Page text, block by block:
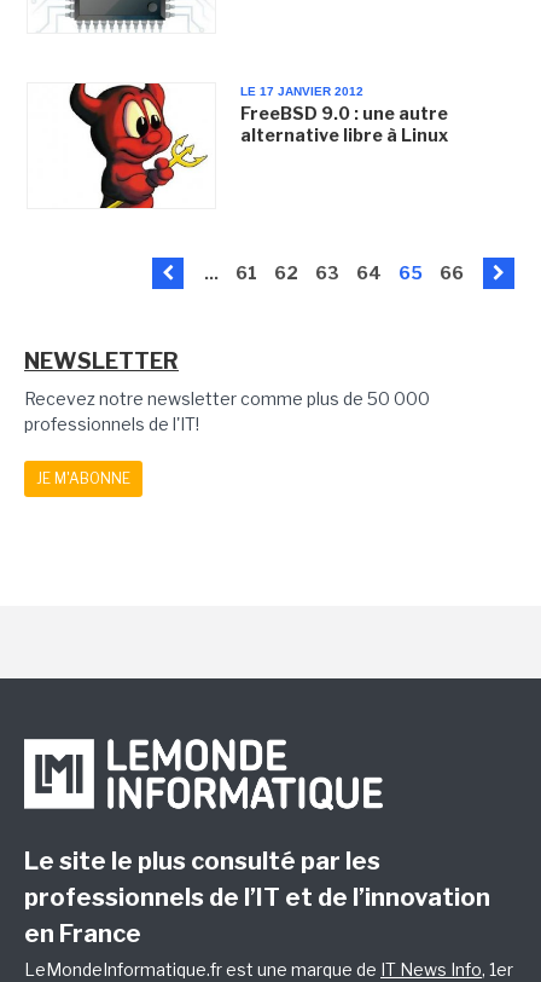
LE 17 JANVIER 2012
FreeBSD 9.0 : une autre
alternative libre à Linux
... 61 62 63 64 65 66
NEWSLETTER
Recevez notre newsletter comme plus de 50 000
professionnels de l'IT!
JE M'ABONNE
Le site le plus consulté par les
professionnels de l’IT et de l’innovation
en France
LeMondeInformatique.fr est une marque de IT News Info, 1er